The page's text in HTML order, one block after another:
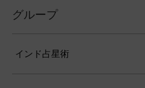
グループ
インド占星術